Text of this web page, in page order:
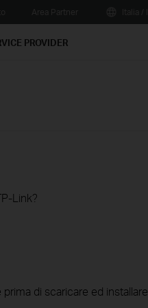
PROVIDER
Link?
di scaricare ed installare